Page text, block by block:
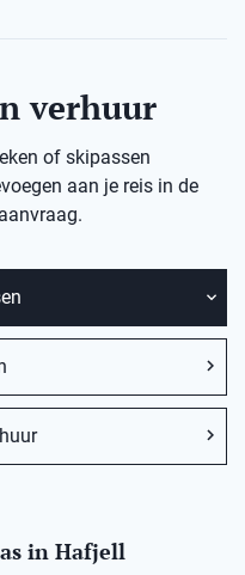
verhuur
of skipassen
aan je reis in de
in Hafjell